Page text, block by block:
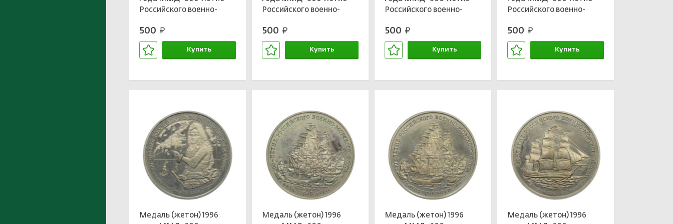
Российского военно-
Великий»
500 руб.
Купить
Российского военно-
Великий»
500 руб.
Купить
Российского военно-
Линкор Гото
Предестинация»
500 руб.
Купить
Российского военно-
Генерал-адмирал граф
Апраксин»
500 руб.
Купить
Медаль (жетон) 1996
Медаль (жетон) 1996
Медаль (жетон) 1996
Медаль (жетон) 1996